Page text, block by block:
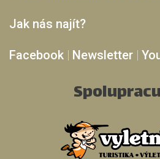
Jak nás najít?
Facebook | Newsletter |